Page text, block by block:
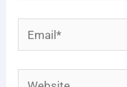
Email*
Website